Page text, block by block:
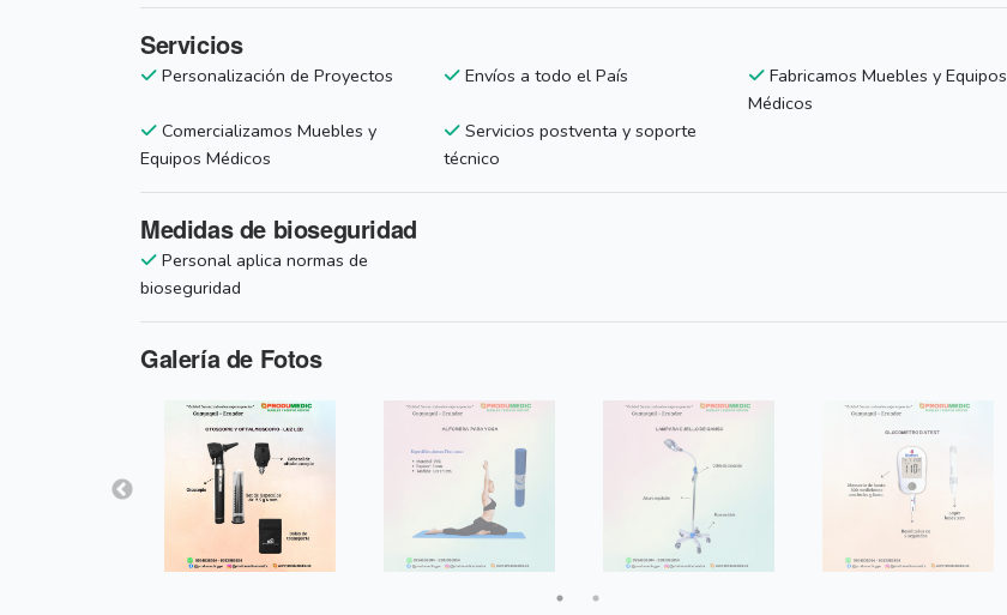
Servicios
Personalización de Proyectos Envíos a todo el País
Fabricamos Muebles y Equipos
Médicos
Comercializamos Muebles y
Equipos Médicos
Servicios postventa y soporte
técnico
Medidas de bioseguridad
Personal aplica normas de
bioseguridad
Galería de Fotos